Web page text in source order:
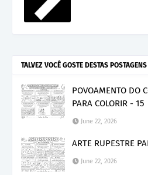
TALVEZ VOCÊ GOSTE DESTAS POSTAGENS
POVOAMENTO DO
PARA COLORIR - 15
June 22, 2026
ARTE RUPESTRE
June 22, 2026